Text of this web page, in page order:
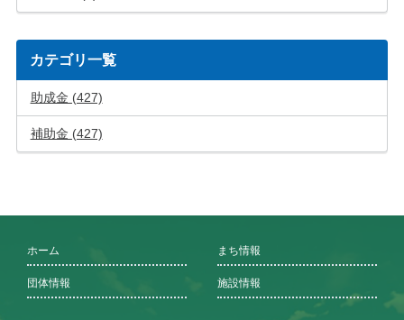
カテゴリ一覧
助成金 (427)
補助金 (427)
ホーム まち情報
団体情報 施設情報